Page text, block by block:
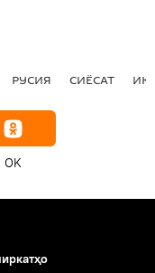
РУСИЯ СИЁСАТ
OK